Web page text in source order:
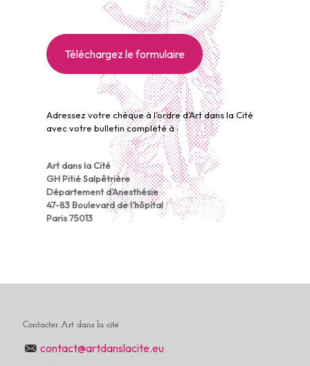
Téléchargez le formulaire
Adressez votre chèque à l’ordre d’Art dans la Cité
avec votre bulletin complété à :
Art dans la Cité
GH Pitié Salpêtrière
Département d’Anesthésie
47-83 Boulevard de l’hôpital
Paris 75013
Contacter Art dans la cité
contact@artdanslacite.eu